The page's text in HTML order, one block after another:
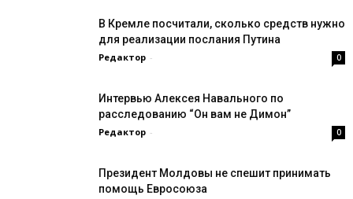
В Кремле посчитали, сколько средств нужно
для реализации послания Путина
Редактор - 0
Интервью Алексея Навального по
расследованию “Он вам не Димон”
Редактор - 0
Президент Молдовы не спешит принимать
помощь Евросоюза